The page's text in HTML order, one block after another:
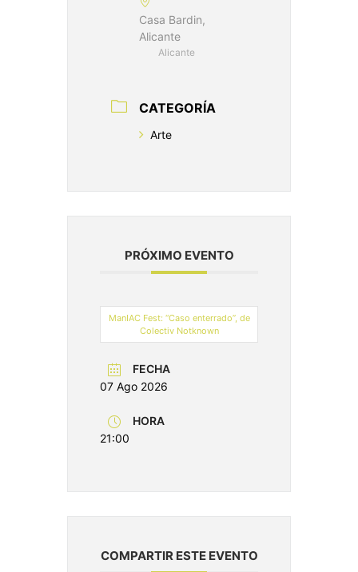
Casa Bardin,
Alicante
Alicante
CATEGORÍA
Arte
PRÓXIMO EVENTO
ManIAC Fest: “Caso enterrado”, de
Colectiv Notknown
FECHA
07 Ago 2026
HORA
21:00
COMPARTIR ESTE EVENTO